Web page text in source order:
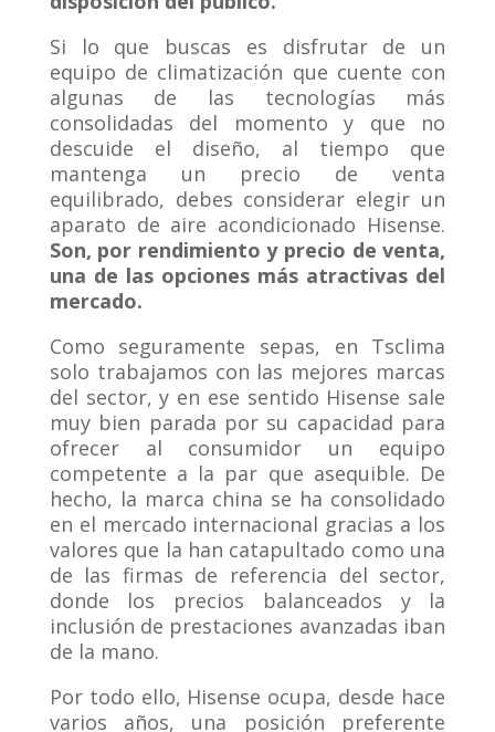
Si lo que buscas es disfrutar de un
equipo de climatización que cuente con
algunas de las tecnologías más
consolidadas del momento y que no
descuide el diseño, al tiempo que
mantenga un precio de venta
equilibrado, debes considerar elegir un
aparato de aire acondicionado Hisense.
Son, por rendimiento y precio de venta,
una de las opciones más atractivas del
mercado.
Como seguramente sepas, en Tsclima
solo trabajamos con las mejores marcas
del sector, y en ese sentido Hisense sale
muy bien parada por su capacidad para
ofrecer al consumidor un equipo
competente a la par que asequible. De
hecho, la marca china se ha consolidado
en el mercado internacional gracias a los
valores que la han catapultado como una
de las firmas de referencia del sector,
donde los precios balanceados y la
inclusión de prestaciones avanzadas iban
de la mano.
Por todo ello, Hisense ocupa, desde hace
varios años, una posición preferente